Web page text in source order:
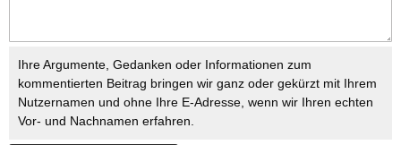
Ihre Argumente, Gedanken oder Informationen zum
kommentierten Beitrag bringen wir ganz oder gekürzt mit Ihrem
Nutzernamen und ohne Ihre E-Adresse, wenn wir Ihren echten
Vor- und Nachnamen erfahren.